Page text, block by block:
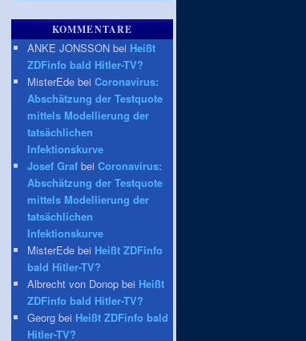
KOMMENTARE
ANKE JONSSON bei Heißt
ZDFinfo bald Hitler-TV?
MisterEde bei Coronavirus:
Abschätzung der Testquote
mittels Modellierung der
tatsächlichen
Infektionskurve
Josef Graf bei Coronavirus:
Abschätzung der Testquote
mittels Modellierung der
tatsächlichen
Infektionskurve
MisterEde bei Heißt ZDFinfo
bald Hitler-TV?
Albrecht von Donop bei Heißt
ZDFinfo bald Hitler-TV?
Georg bei Heißt ZDFinfo bald
Hitler-TV?